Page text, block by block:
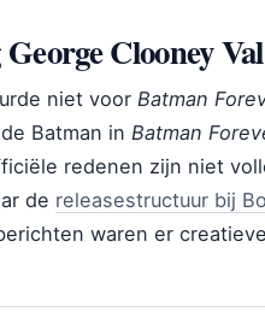
Clooney
niet voor Batman
Batman in Batman
redenen zijn niet
de releasestructuur bij
waren er